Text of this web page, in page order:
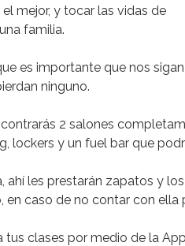
mejor, y tocar las vidas de
familia.
es importante que nos sigan
ninguno.
2 salones
lockers y un fuel bar que
ahí les prestarán zapatos y
caso de no contar con ella
tus clases por medio de la